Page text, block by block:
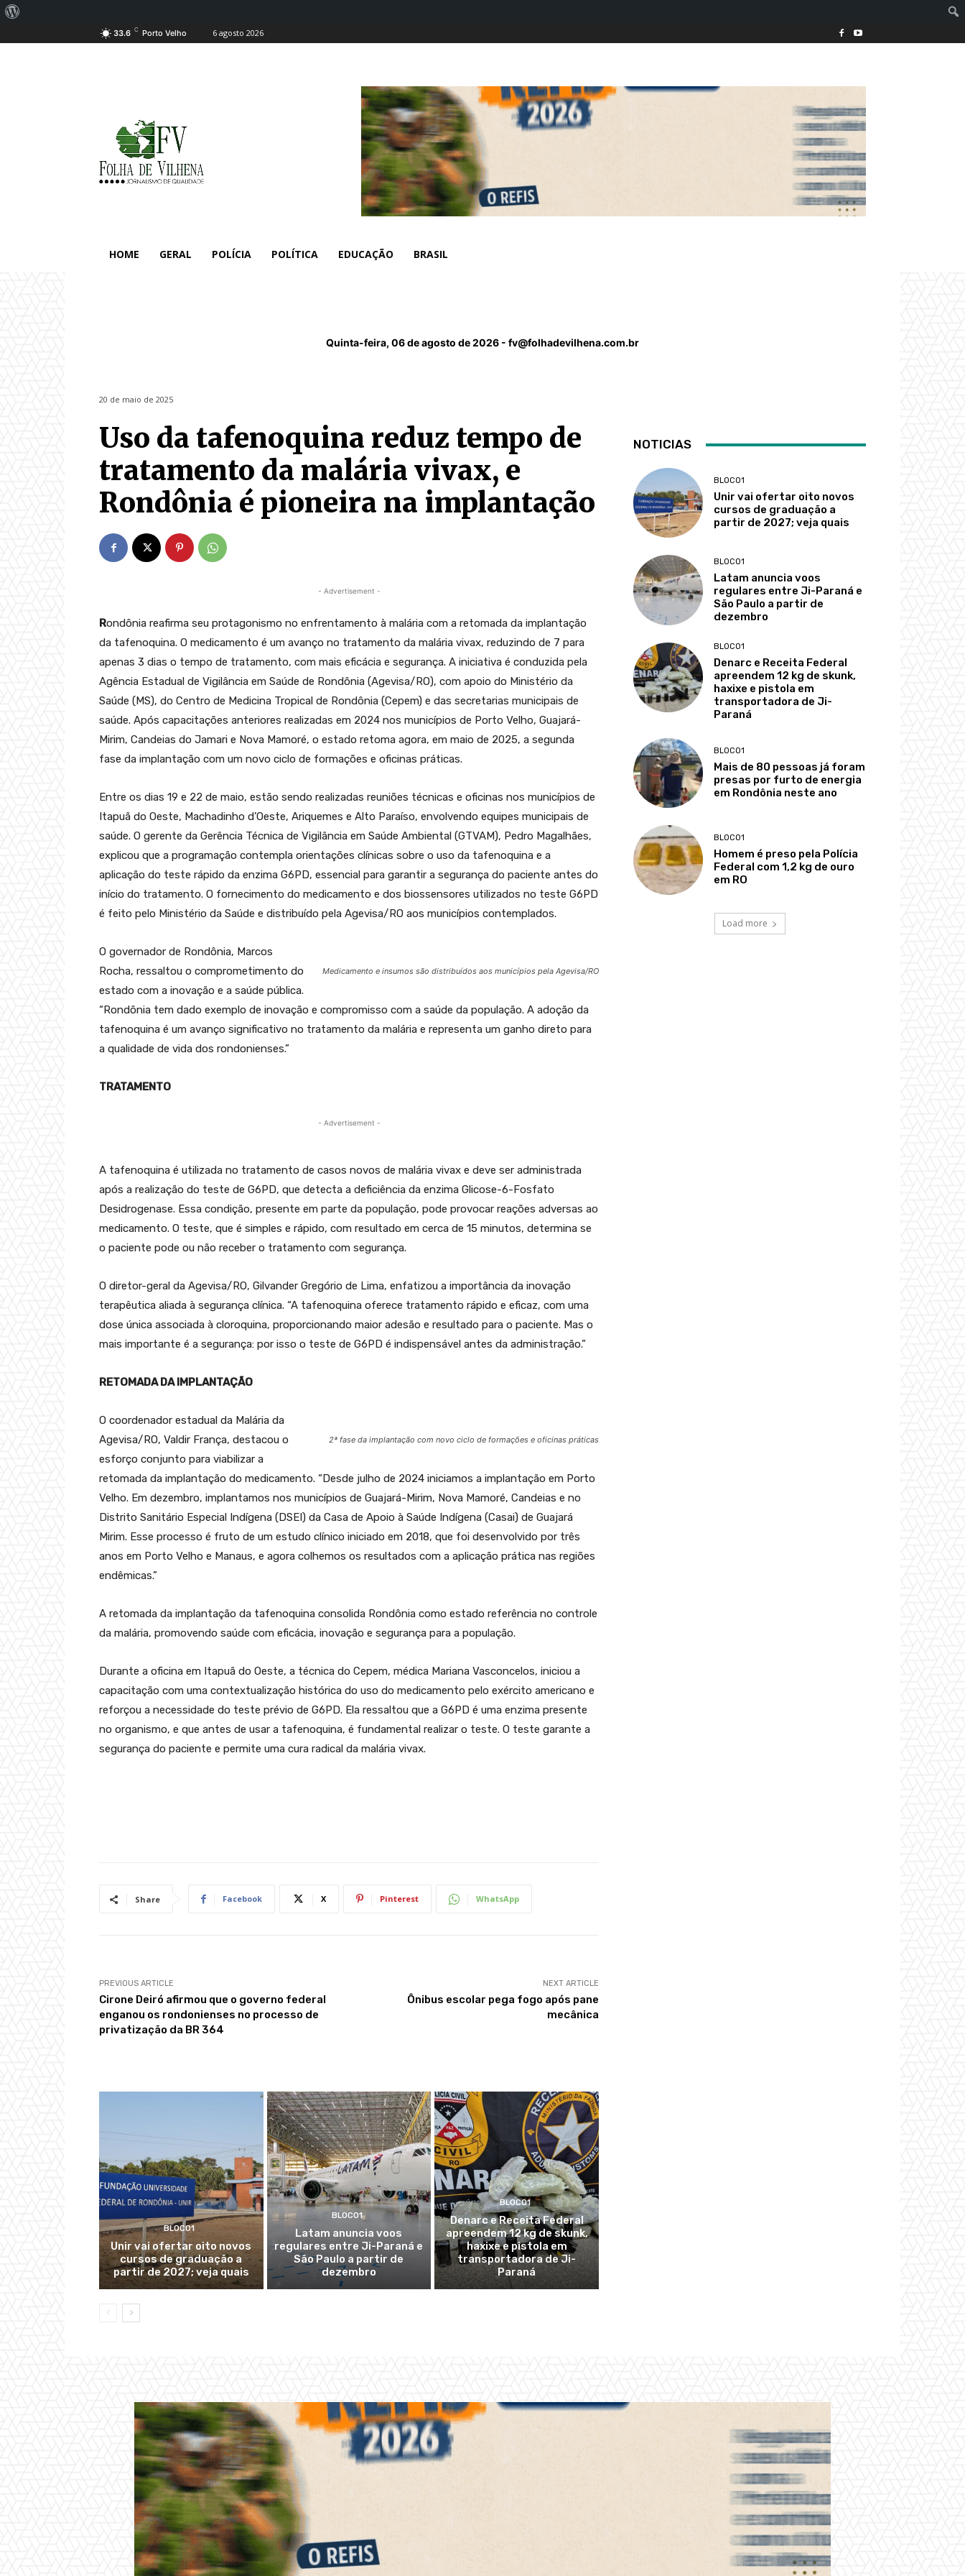
33.6 C Porto Velho 6 agosto 2026
HOME GERAL POLÍCIA POLÍTICA EDUCAÇÃO BRASIL
Quinta-feira, 06 de agosto de 2026 - fv@folhadevilhena.com.br
20 de maio de 2025
Uso da tafenoquina reduz tempo de
tratamento da malária vivax, e
Rondônia é pioneira na implantação
- Advertisement -
Rondônia reafirma seu protagonismo no enfrentamento à malária com a retomada da implantação
da tafenoquina. O medicamento é um avanço no tratamento da malária vivax, reduzindo de 7 para
apenas 3 dias o tempo de tratamento, com mais eficácia e segurança. A iniciativa é conduzida pela
Agência Estadual de Vigilância em Saúde de Rondônia (Agevisa/RO), com apoio do Ministério da
Saúde (MS), do Centro de Medicina Tropical de Rondônia (Cepem) e das secretarias municipais de
saúde. Após capacitações anteriores realizadas em 2024 nos municípios de Porto Velho, Guajará-
Mirim, Candeias do Jamari e Nova Mamoré, o estado retoma agora, em maio de 2025, a segunda
fase da implantação com um novo ciclo de formações e oficinas práticas.
Entre os dias 19 e 22 de maio, estão sendo realizadas reuniões técnicas e oficinas nos municípios de
Itapuã do Oeste, Machadinho d’Oeste, Ariquemes e Alto Paraíso, envolvendo equipes municipais de
saúde. O gerente da Gerência Técnica de Vigilância em Saúde Ambiental (GTVAM), Pedro Magalhães,
explicou que a programação contempla orientações clínicas sobre o uso da tafenoquina e a
aplicação do teste rápido da enzima G6PD, essencial para garantir a segurança do paciente antes do
início do tratamento. O fornecimento do medicamento e dos biossensores utilizados no teste G6PD
é feito pelo Ministério da Saúde e distribuído pela Agevisa/RO aos municípios contemplados.
Medicamento e insumos são distribuídos aos municípios pela Agevisa/RO
O governador de Rondônia, Marcos
Rocha, ressaltou o comprometimento do
estado com a inovação e a saúde pública.
“Rondônia tem dado exemplo de inovação e compromisso com a saúde da população. A adoção da
tafenoquina é um avanço significativo no tratamento da malária e representa um ganho direto para
a qualidade de vida dos rondonienses.”
TRATAMENTO
- Advertisement -
A tafenoquina é utilizada no tratamento de casos novos de malária vivax e deve ser administrada
após a realização do teste de G6PD, que detecta a deficiência da enzima Glicose-6-Fosfato
Desidrogenase. Essa condição, presente em parte da população, pode provocar reações adversas ao
medicamento. O teste, que é simples e rápido, com resultado em cerca de 15 minutos, determina se
o paciente pode ou não receber o tratamento com segurança.
O diretor-geral da Agevisa/RO, Gilvander Gregório de Lima, enfatizou a importância da inovação
terapêutica aliada à segurança clínica. “A tafenoquina oferece tratamento rápido e eficaz, com uma
dose única associada à cloroquina, proporcionando maior adesão e resultado para o paciente. Mas o
mais importante é a segurança: por isso o teste de G6PD é indispensável antes da administração.”
RETOMADA DA IMPLANTAÇÃO
2ª fase da implantação com novo ciclo de formações e oficinas práticas
O coordenador estadual da Malária da
Agevisa/RO, Valdir França, destacou o
esforço conjunto para viabilizar a
retomada da implantação do medicamento. “Desde julho de 2024 iniciamos a implantação em Porto
Velho. Em dezembro, implantamos nos municípios de Guajará-Mirim, Nova Mamoré, Candeias e no
Distrito Sanitário Especial Indígena (DSEI) da Casa de Apoio à Saúde Indígena (Casai) de Guajará
Mirim. Esse processo é fruto de um estudo clínico iniciado em 2018, que foi desenvolvido por três
anos em Porto Velho e Manaus, e agora colhemos os resultados com a aplicação prática nas regiões
endêmicas.”
A retomada da implantação da tafenoquina consolida Rondônia como estado referência no controle
da malária, promovendo saúde com eficácia, inovação e segurança para a população.
Durante a oficina em Itapuã do Oeste, a técnica do Cepem, médica Mariana Vasconcelos, iniciou a
capacitação com uma contextualização histórica do uso do medicamento pelo exército americano e
reforçou a necessidade do teste prévio de G6PD. Ela ressaltou que a G6PD é uma enzima presente
no organismo, e que antes de usar a tafenoquina, é fundamental realizar o teste. O teste garante a
segurança do paciente e permite uma cura radical da malária vivax.
Share Facebook X Pinterest WhatsApp
PREVIOUS ARTICLE
Cirone Deiró afirmou que o governo federal
enganou os rondonienses no processo de
privatização da BR 364
NEXT ARTICLE
Ônibus escolar pega fogo após pane
mecânica
BLOCO1
Unir vai ofertar oito novos
cursos de graduação a
partir de 2027; veja quais
BLOCO1
Latam anuncia voos
regulares entre Ji-Paraná e
São Paulo a partir de
dezembro
BLOCO1
Denarc e Receita Federal
apreendem 12 kg de skunk,
haxixe e pistola em
transportadora de Ji-
Paraná
NOTICIAS
BLOCO1
Unir vai ofertar oito novos
cursos de graduação a
partir de 2027; veja quais
BLOCO1
Latam anuncia voos
regulares entre Ji-Paraná e
São Paulo a partir de
dezembro
BLOCO1
Denarc e Receita Federal
apreendem 12 kg de skunk,
haxixe e pistola em
transportadora de Ji-
Paraná
BLOCO1
Mais de 80 pessoas já foram
presas por furto de energia
em Rondônia neste ano
BLOCO1
Homem é preso pela Polícia
Federal com 1,2 kg de ouro
em RO
Load more